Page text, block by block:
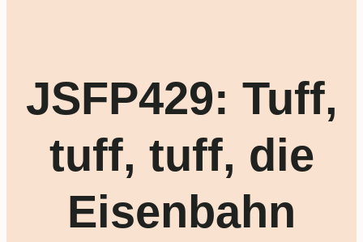
JSFP429: Tuff,
tuff, tuff, die
Eisenbahn